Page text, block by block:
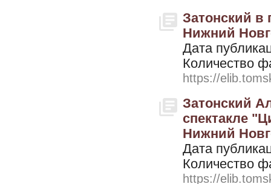
Затонский в
Нижний
Дата
Количество
https://
Затонский
спектакле
Нижний
Дата
Количество
https://